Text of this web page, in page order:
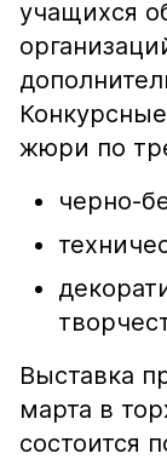
учащихся
жюри по
черно-
Выставка
марта в
состоится